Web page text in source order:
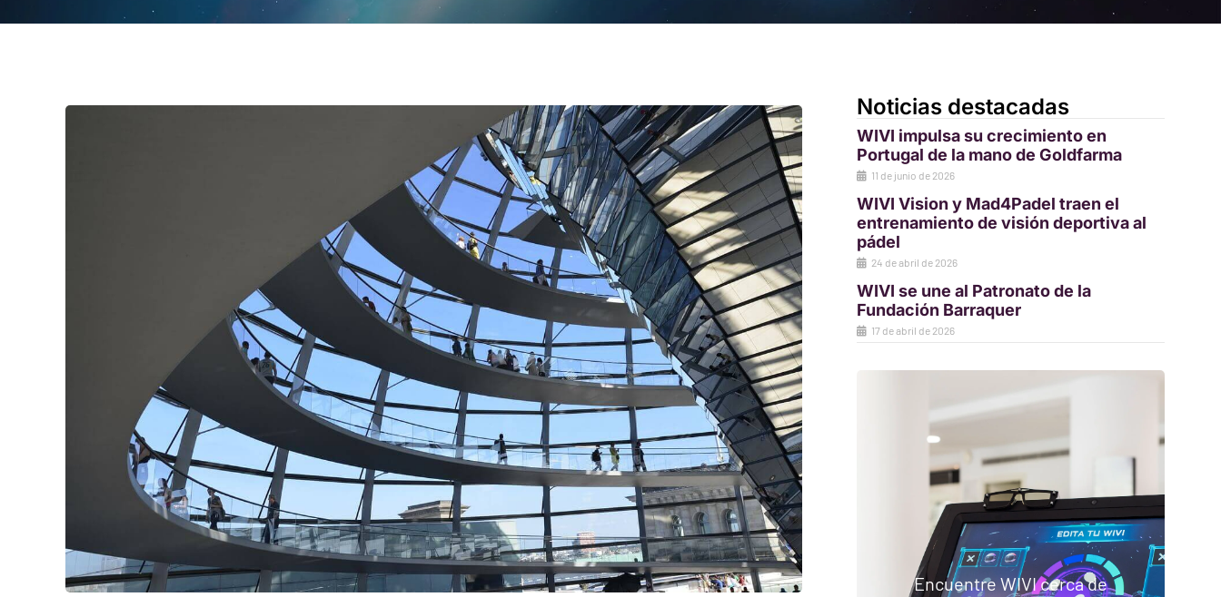
Noticias destacadas
WIVI impulsa su crecimiento en
Portugal de la mano de Goldfarma
11 de junio de 2026
WIVI Vision y Mad4Padel traen el
entrenamiento de visión deportiva al
pádel
24 de abril de 2026
WIVI se une al Patronato de la
Fundación Barraquer
17 de abril de 2026
Encuentre WIVI cerca de